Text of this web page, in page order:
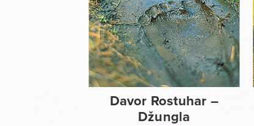
Davor Rostuhar –
Džungla